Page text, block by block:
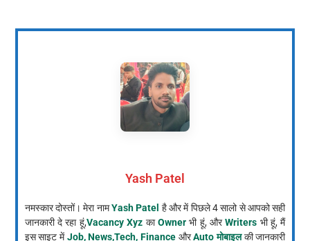
Yash Patel
नमस्कार दोस्तों। मेरा नामYash Patel है और में पिछले 4 सालो से आपको सही
जानकारी दे रहा हूं,Vacancy Xyz काOwnerभी हूं, औरWriters भी हूं, मैं
इस साइट मेंJob, News,Tech, Finance औरAuto मोबाइलकी जानकारी